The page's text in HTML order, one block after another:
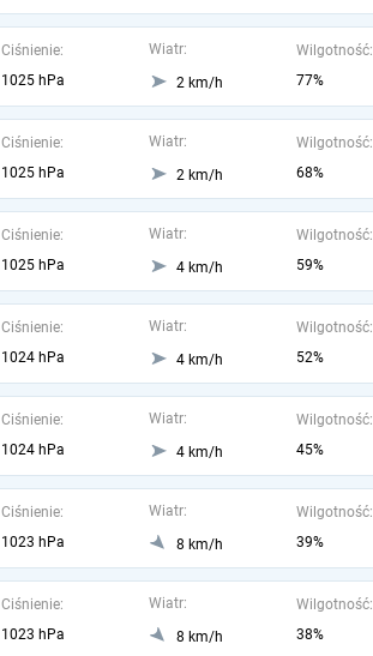
Ciśnienie:
1025 hPa
Wiatr:
2 km/h
Wilgotność:
77%
Ciśnienie:
1025 hPa
Wiatr:
2 km/h
Wilgotność:
68%
Ciśnienie:
1025 hPa
Wiatr:
4 km/h
Wilgotność:
59%
Ciśnienie:
1024 hPa
Wiatr:
4 km/h
Wilgotność:
52%
Ciśnienie:
1024 hPa
Wiatr:
4 km/h
Wilgotność:
45%
Ciśnienie:
1023 hPa
Wiatr:
8 km/h
Wilgotność:
39%
Ciśnienie:
1023 hPa
Wiatr:
8 km/h
Wilgotność:
38%